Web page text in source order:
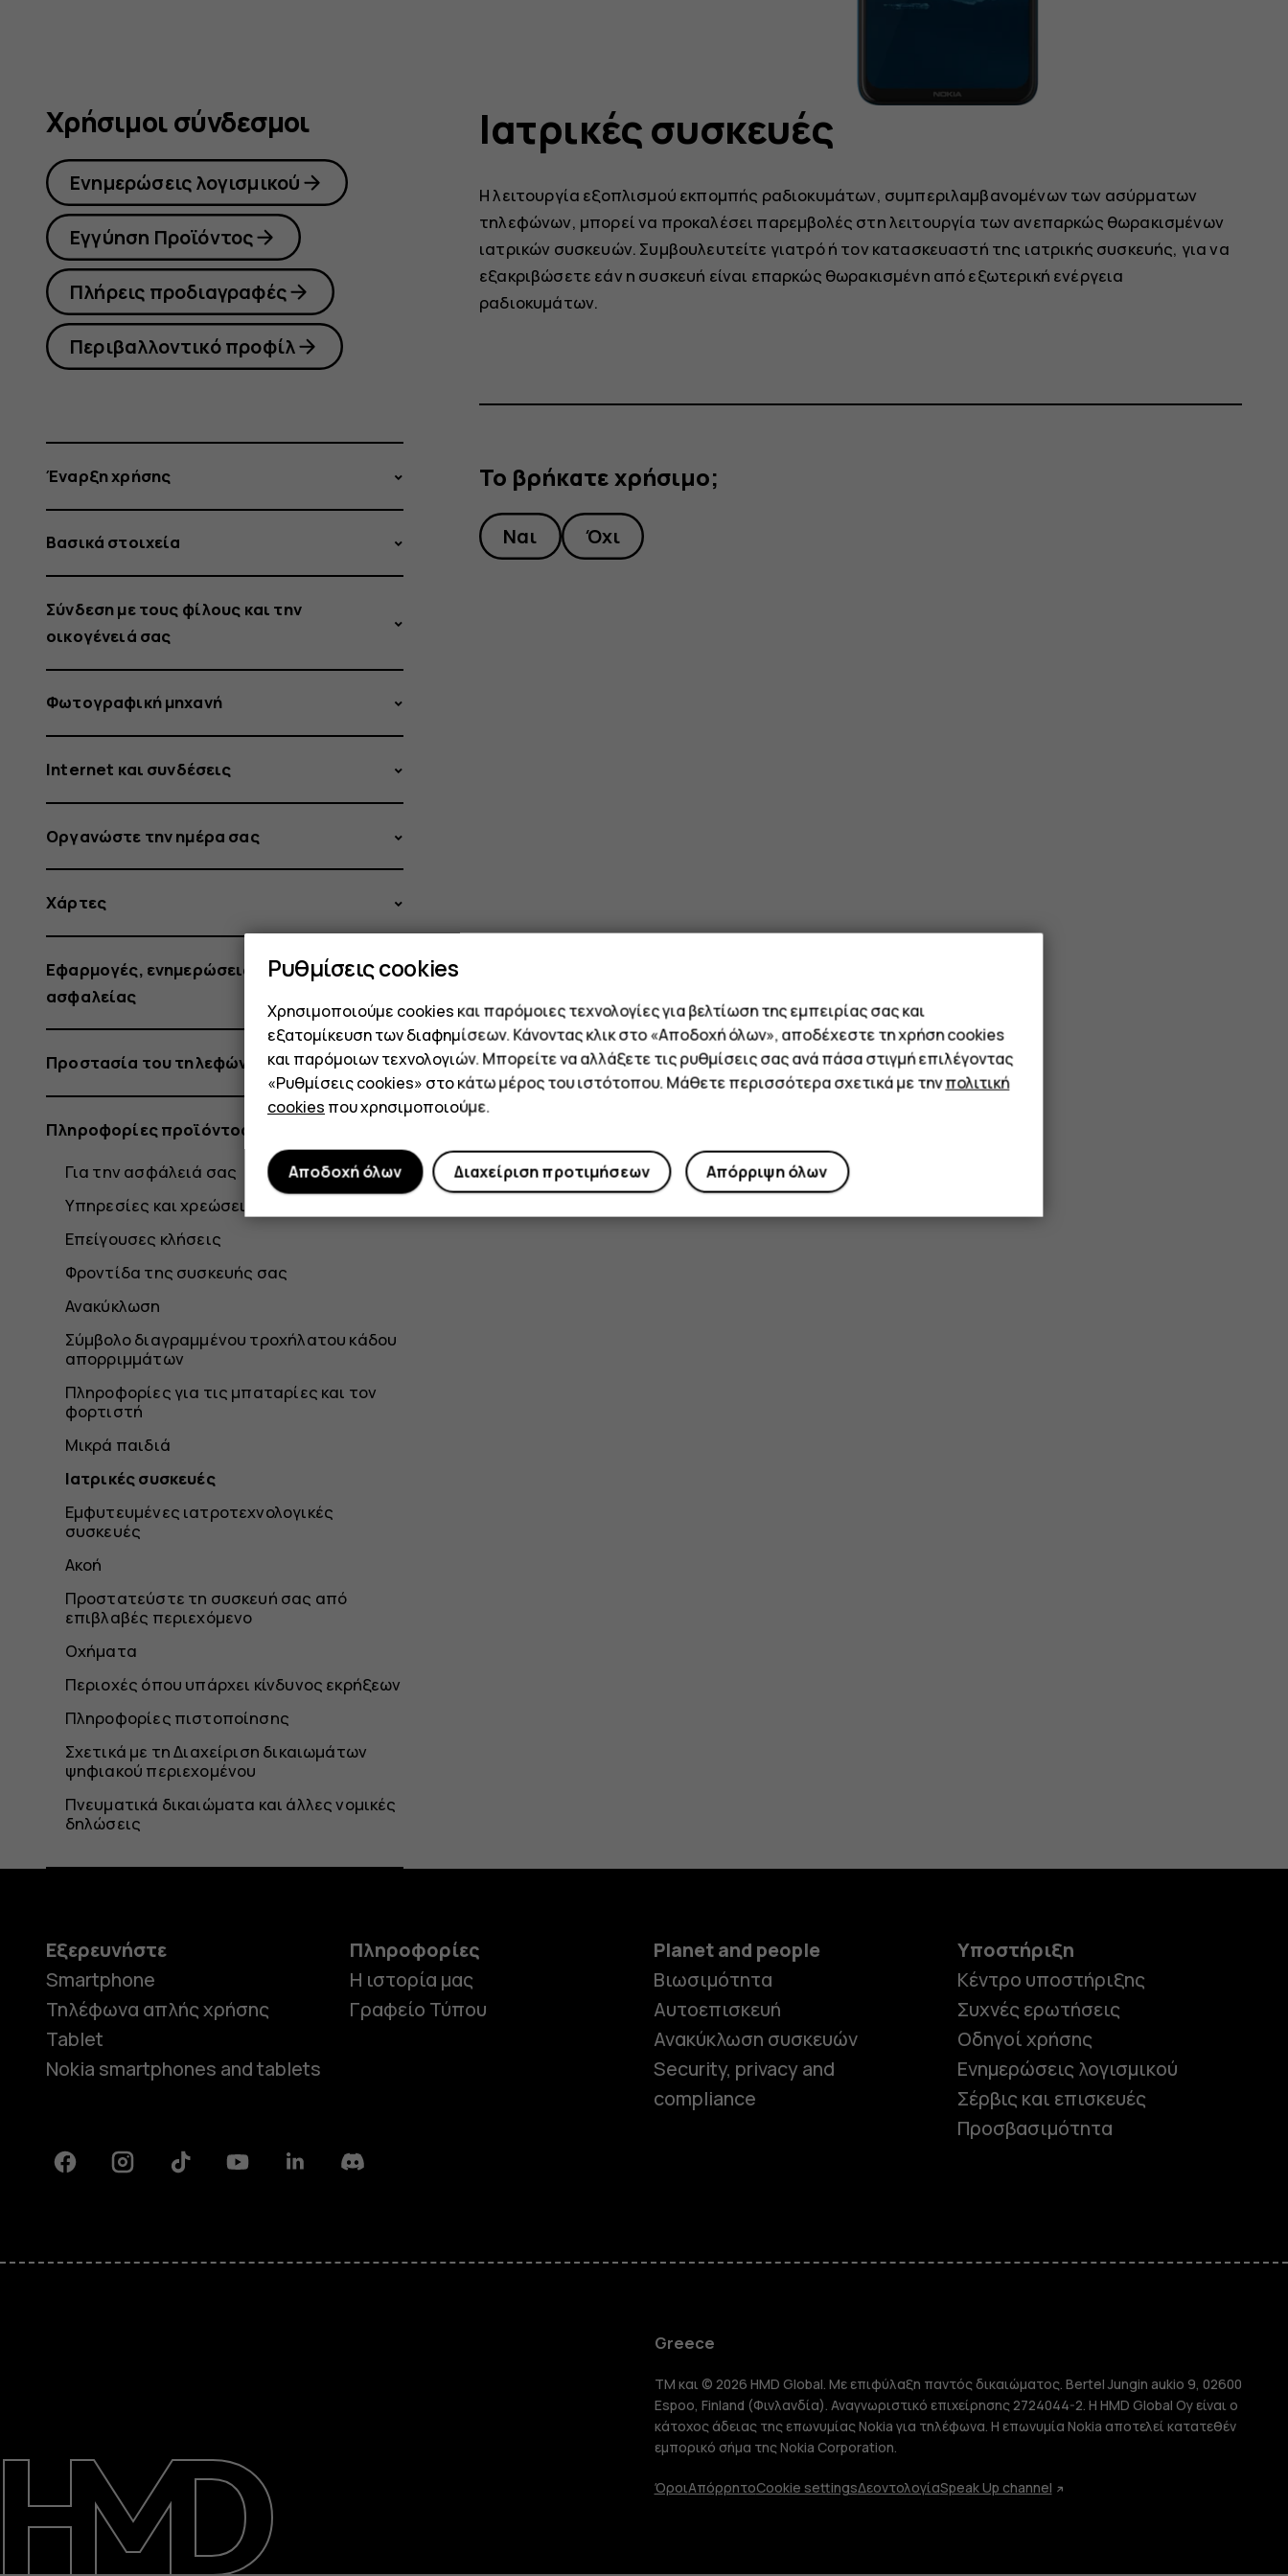
Smartphone
Τηλέφωνα απλής χρήσης
Tablet
Υποστήριξη
Greece
Ιατρικές συσκευές
Η λειτουργία εξοπλισμού εκπομπής ραδιοκυμάτων, συμπεριλαμβανομένων των ασύρματων
τηλεφώνων, μπορεί να προκαλέσει παρεμβολές στη λειτουργία των ανεπαρκώς θωρακισμένων
ιατρικών συσκευών. Συμβουλευτείτε γιατρό ή τον κατασκευαστή της ιατρικής συσκευής, για να
εξακριβώσετε εάν η συσκευή είναι επαρκώς θωρακισμένη από εξωτερική ενέργεια
ραδιοκυμάτων.
Το βρήκατε χρήσιμο;
Ναι Όχι
Χρήσιμοι σύνδεσμοι
Ενημερώσεις λογισμικού
Εγγύηση Προϊόντος
Πλήρεις προδιαγραφές
Περιβαλλοντικό προφίλ
Έναρξη χρήσης
Βασικά στοιχεία
Σύνδεση με τους φίλους και την
οικογένειά σας
Φωτογραφική μηχανή
Internet και συνδέσεις
Οργανώστε την ημέρα σας
Χάρτες
Εφαρμογές, ενημερώσεις και αντίγραφα
ασφαλείας
Προστασία του τηλεφώνου σας
Πληροφορίες προϊόντος και ασφάλειας
Για την ασφάλειά σας
Υπηρεσίες και χρεώσεις δικτύου
Επείγουσες κλήσεις
Φροντίδα της συσκευής σας
Ανακύκλωση
Σύμβολο διαγραμμένου τροχήλατου κάδου
απορριμμάτων
Πληροφορίες για τις μπαταρίες και τον
φορτιστή
Μικρά παιδιά
Ιατρικές συσκευές
Εμφυτευμένες ιατροτεχνολογικές
συσκευές
Ακοή
Προστατεύστε τη συσκευή σας από
επιβλαβές περιεχόμενο
Οχήματα
Περιοχές όπου υπάρχει κίνδυνος εκρήξεων
Πληροφορίες πιστοποίησης
Σχετικά με τη Διαχείριση δικαιωμάτων
ψηφιακού περιεχομένου
Πνευματικά δικαιώματα και άλλες νομικές
δηλώσεις
Εξερευνήστε
Smartphone
Τηλέφωνα απλής χρήσης
Tablet
Nokia smartphones and tablets
Πληροφορίες
Η ιστορία μας
Γραφείο Τύπου
Planet and people
Βιωσιμότητα
Αυτοεπισκευή
Ανακύκλωση συσκευών
Security, privacy and
compliance
Υποστήριξη
Κέντρο υποστήριξης
Συχνές ερωτήσεις
Οδηγοί χρήσης
Ενημερώσεις λογισμικού
Σέρβις και επισκευές
Προσβασιμότητα
FacebookInstagramTiktok YoutubeLinkedinDiscord
Greece
TM και © 2026 HMD Global. Με επιφύλαξη παντός δικαιώματος. Bertel Jungin aukio 9, 02600
Espoo, Finland (Φινλανδία). Αναγνωριστικό επιχείρησης 2724044-2. Η HMD Global Oy είναι ο
κάτοχος άδειας της επωνυμίας Nokia για τηλέφωνα. Η επωνυμία Nokia αποτελεί κατατεθέν
εμπορικό σήμα της Nokia Corporation.
ΌροιΑπόρρητοCookie settingsΔεοντολογίαSpeak Up channel
Ρυθμίσεις cookies
Χρησιμοποιούμε cookies και παρόμοιες τεχνολογίες για βελτίωση της εμπειρίας σας και
εξατομίκευση των διαφημίσεων. Κάνοντας κλικ στο «Αποδοχή όλων», αποδέχεστε τη χρήση cookies
και παρόμοιων τεχνολογιών. Μπορείτε να αλλάξετε τις ρυθμίσεις σας ανά πάσα στιγμή επιλέγοντας
«Ρυθμίσεις cookies» στο κάτω μέρος του ιστότοπου. Μάθετε περισσότερα σχετικά με τηνπολιτική
cookies που χρησιμοποιούμε.
Απόρριψη όλων
Διαχείριση προτιμήσεων
Αποδοχή όλων